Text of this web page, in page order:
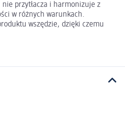
przytłacza i harmonizuje z
w różnych warunkach.
wszędzie, dzięki czemu